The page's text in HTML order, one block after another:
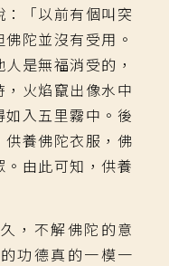
「以前有個叫突
陀並沒有受用。
是無福消受的，
火焰竄出像水中
入五里霧中。後
養佛陀衣服，佛
由此可知，供養
，不解佛陀的意
功德真的一模一